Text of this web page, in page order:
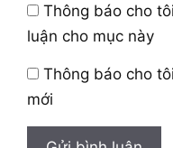
Thông báo cho
luận cho mục này
Thông báo cho
mới